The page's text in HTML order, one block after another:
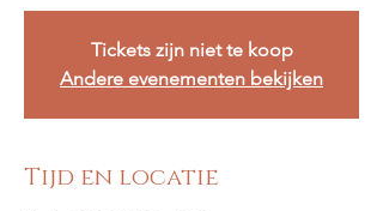
Tickets zijn niet te koop
Andere evenementen bekijken
Tijd en locatie